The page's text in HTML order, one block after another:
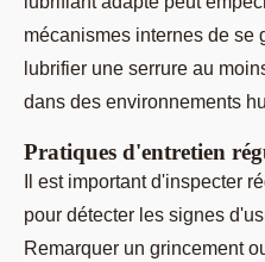
mécanismes internes de se
lubrifier une serrure au
dans des environnements
Pratiques d'entretien
Il est important d'inspecter
pour détecter les signes
Remarquer un grincement